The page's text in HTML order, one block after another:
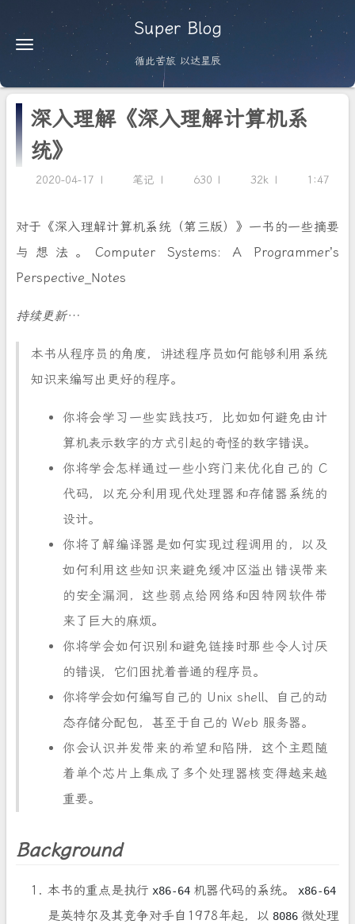
Super Blog
循此苦旅 以达星辰
深入理解《深入理解计算机系
统》
2020-04-17 笔记 630 32k 1:47
对于《深入理解计算机系统（第三版）》一书的一些摘要
与想法。Computer Systems: A Programmer’s
Perspective_Notes
持续更新…
本书从程序员的角度，讲述程序员如何能够利用系统
知识来编写出更好的程序。
你将会学习一些实践技巧，比如如何避免由计
算机表示数字的方式引起的奇怪的数字错误。
你将学会怎样通过一些小窍门来优化自己的 C
代码，以充分利用现代处理器和存储器系统的
设计。
你将了解编译器是如何实现过程调用的，以及
如何利用这些知识来避免缓冲区溢出错误带来
的安全漏洞，这些弱点给网络和因特网软件带
来了巨大的麻烦。
你将学会如何识别和避免链接时那些令人讨厌
的错误，它们困扰着普通的程序员。
你将学会如何编写自己的 Unix shell、自己的动
态存储分配包，甚至于自己的 Web 服务器。
你会认识并发带来的希望和陷阱，这个主题随
着单个芯片上集成了多个处理器核变得越来越
重要。
Background
本书的重点是执行 x86-64 机器代码的系统。 x86-64
是英特尔及其竞争对手自1978年起，以 8086 微处理